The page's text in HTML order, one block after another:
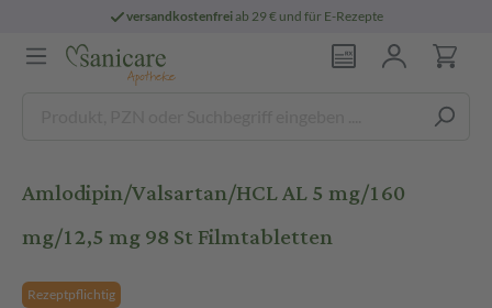
versandkostenfreiab 29 € und für E-Rezepte
Amlodipin/Valsartan/HCL AL 5 mg/160
mg/12,5 mg 98 St Filmtabletten
Rezeptpflichtig